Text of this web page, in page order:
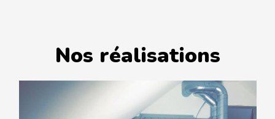
Nos réalisations